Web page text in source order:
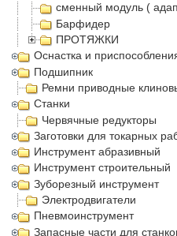
сменный модуль (
Барфидер
ПРОТЯЖКИ
Оснастка и
Подшипник
Ремни приводные
Станки
Червячные редукторы
Заготовки для токарных
Инструмент абразивный
Инструмент строительный
Зуборезный инструмент
Электродвигатели
Пневмоинструмент
Запасные части для